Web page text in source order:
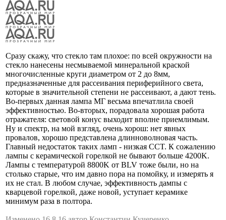
Сразу скажу, что стекло там плохое: по всей окружности на
стекло нанесены несмываемой минеральной краской
многочисленные круги диаметром от 2 до 8мм,
предназначенные для рассеивания периферийного света,
которые в значительной степени не рассеивают, а дают тень.
Во-первых данная лампа МГ весьма впечатлила своей
эффективностью. Во-вторых, порадовала хорошая работа
отражателя: световой конус выходит вполне приемлимым.
Ну и спектр, на мой взгляд, очень хорош: нет явных
провалов, хорошо представлена длинноволновая часть.
Главный недостаток таких ламп - низкая CCT. К сожалению
лампы с керамической горелкой не бывают больше 4200K.
Лампы с температурой 8800K от BLV тоже были, но на
столько старые, что им давно пора на помойку, и измерять я
их не стал. В любом случае, эффективность дампы с
кварцевой горелкой, даже новой, уступает керамике
минимум раза в полтора.